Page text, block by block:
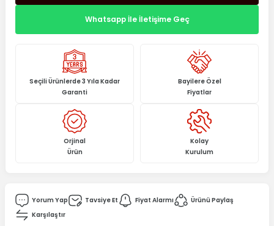
Whatsapp İle İletişime Geç
Seçili Ürünlerde 3 Yıla Kadar
Garanti
Bayilere Özel
Fiyatlar
Orjinal
Ürün
Kolay
Kurulum
Yorum Yap Tavsiye Et Fiyat Alarmı
Ürünü Paylaş
Karşılaştır